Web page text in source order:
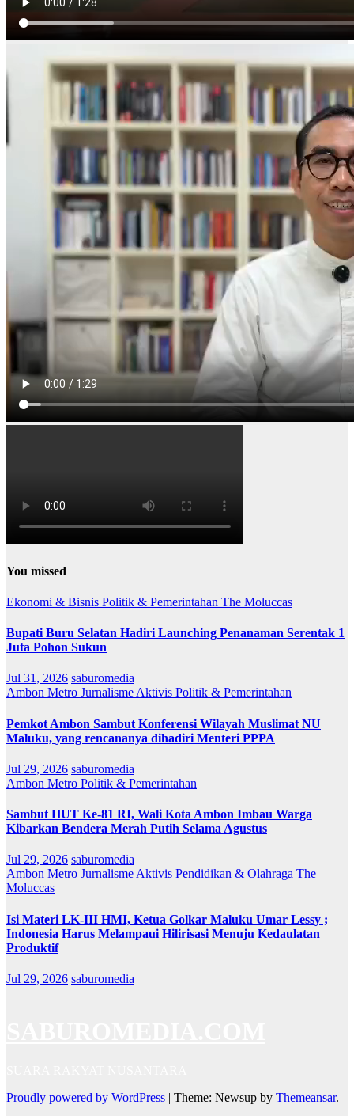
You missed
Ekonomi & Bisnis Politik & Pemerintahan The Moluccas
Bupati Buru Selatan Hadiri Launching Penanaman Serentak 1
Juta Pohon Sukun
Jul 31, 2026 saburomedia
Ambon Metro Jurnalisme Aktivis Politik & Pemerintahan
Pemkot Ambon Sambut Konferensi Wilayah Muslimat NU
Maluku, yang rencananya dihadiri Menteri PPPA
Jul 29, 2026 saburomedia
Ambon Metro Politik & Pemerintahan
Sambut HUT Ke-81 RI, Wali Kota Ambon Imbau Warga
Kibarkan Bendera Merah Putih Selama Agustus
Jul 29, 2026 saburomedia
Ambon Metro Jurnalisme Aktivis Pendidikan & Olahraga The
Moluccas
Isi Materi LK-III HMI, Ketua Golkar Maluku Umar Lessy ;
Indonesia Harus Melampaui Hilirisasi Menuju Kedaulatan
Produktif
Jul 29, 2026 saburomedia
Proudly powered by WordPress | Theme: Newsup by Themeansar.